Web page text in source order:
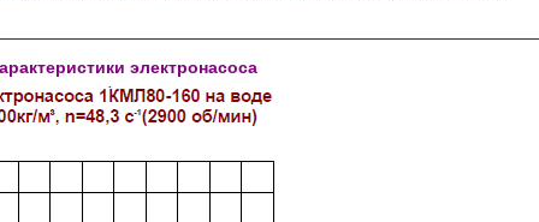
электронасоса